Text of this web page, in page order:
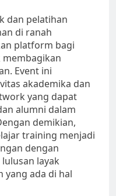
dan pelatihan
di ranah
platform bagi
membagikan
Event ini
akademika dan
yang dapat
alumni dalam
demikian,
training menjadi
dengan
layak
yang ada di hal